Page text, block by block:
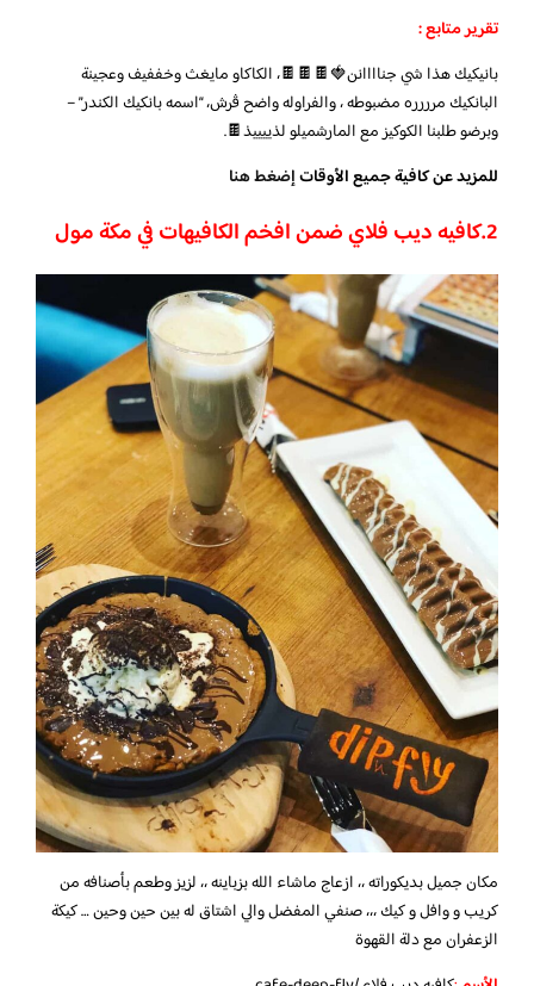
تقرير متابع :
بانيكيك هذا شي جناااانن🍓🍫🍫🍫، الكاكاو مايغث وخففيف وعجينة
البانكيك مرررره مضبوطه ، والفراوله واضح ڤرش، “اسمه بانكيك الكندر” –
وبرضو طلبنا الكوكيز مع المارشميلو لذييييذ🍫.
للمزيد عن كافية جميع الأوقاتإضغط هنا
2.كافيه ديب فلاي ضمن افخم الكافيهات في مكة مول
مكان جميل بديكوراته ،، ازعاج ماشاء الله بزباينه ،، لزيز وطعم بأصنافه من
كريب و وافل و كيك ،،، صنفي المفضل والي اشتاق له بين حين وحين … كيكة
الزعفران مع دلة القهوة